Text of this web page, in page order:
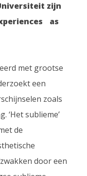
zijn
as
met grootse
een
zoals
‘Het sublieme’
de
door een